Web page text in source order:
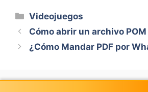
Categorías
Videojuegos
Cómo abrir un archivo POM
¿Cómo Mandar PDF por